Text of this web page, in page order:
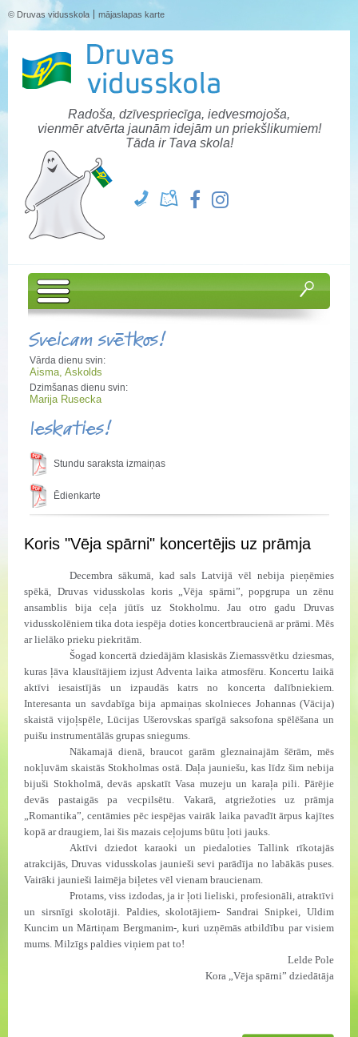
© Druvas vidusskola mājaslapas karte
Radoša, dzīvespriecīga, iedvesmojoša,
vienmēr atvērta jaunām idejām un priekšlikumiem!
Tāda ir Tava skola!
Sveicam svētkos!
Vārda dienu svin:
Aisma, Askolds
Dzimšanas dienu svin:
Marija Rusecka
Ieskaties!
Stundu saraksta izmaiņas
Ēdienkarte
Koris "Vēja spārni" koncertējis uz prāmja
Decembra sākumā, kad sals Latvijā vēl nebija pieņēmies
spēkā, Druvas vidusskolas koris „Vēja spārni”, popgrupa un zēnu
ansamblis bija ceļa jūtīs uz Stokholmu. Jau otro gadu Druvas
vidusskolēniem tika dota iespēja doties koncertbraucienā ar prāmi. Mēs
ar lielāko prieku piekritām.
Šogad koncertā dziedājām klasiskās Ziemassvētku dziesmas,
kuras ļāva klausītājiem izjust Adventa laika atmosfēru. Koncertu laikā
aktīvi iesaistījās un izpaudās katrs no koncerta dalībniekiem.
Interesanta un savdabīga bija apmaiņas skolnieces Johannas (Vācija)
skaistā vijoļspēle, Lūcijas Ušerovskas sparīgā saksofona spēlēšana un
puišu instrumentālās grupas sniegums.
Nākamajā dienā, braucot garām gleznainajām šērām, mēs
nokļuvām skaistās Stokholmas ostā. Daļa jauniešu, kas līdz šim nebija
bijuši Stokholmā, devās apskatīt Vasa muzeju un karaļa pili. Pārējie
devās pastaigās pa vecpilsētu. Vakarā, atgriežoties uz prāmja
„Romantika”, centāmies pēc iespējas vairāk laika pavadīt ārpus kajītes
kopā ar draugiem, lai šis mazais ceļojums būtu ļoti jauks.
Aktīvi dziedot karaoki un piedaloties Tallink rīkotajās
atrakcijās, Druvas vidusskolas jaunieši sevi parādīja no labākās puses.
Vairāki jaunieši laimēja biļetes vēl vienam braucienam.
Protams, viss izdodas, ja ir ļoti lieliski, profesionāli, atraktīvi
un sirsnīgi skolotāji. Paldies, skolotājiem- Sandrai Snipkei, Uldim
Kuncim un Mārtiņam Bergmanim-, kuri uzņēmās atbildību par visiem
mums. Milzīgs paldies viņiem pat to!
Lelde Pole
Kora „Vēja spārni” dziedātāja